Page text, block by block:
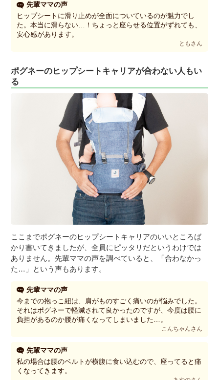
先輩ママの声
ヒップシートに滑り止めが全面についているのが魅力でし
た。本当に滑らない…！ちょっと座らせる位置がずれても、
安心感があります。
ともさん
ポグネーのヒップシートキャリアが合わない人もい
る
ここまでポグネーのヒップシートキャリアのいいところば
かり書いてきましたが、全員にピッタリだというわけでは
ありません。先輩ママの声を調べていると、「合わなかっ
た…」という声もあります。
先輩ママの声
今までの抱っこ紐は、肩がものすごく痛いのが悩みでした。
それはポグネーで軽減されて良かったのですが、今度は腰に
負担があるのか腰が痛くなってしまいました…。
こんちゃんさん
先輩ママの声
私の場合は腰のベルトが横腹に食い込むので、座ってると痛
くなってきます。